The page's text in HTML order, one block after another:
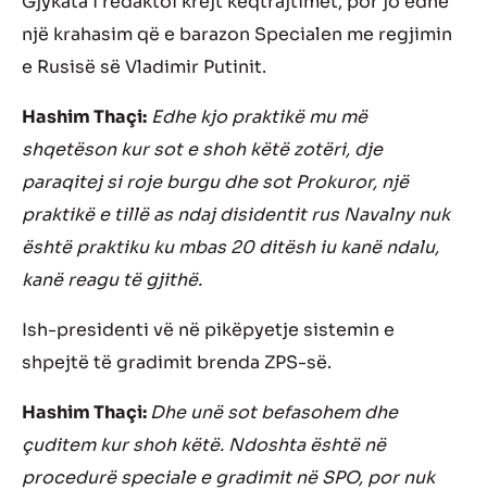
një krahasim që e barazon Specialen me regjimin
e Rusisë së Vladimir Putinit.
Hashim Thaçi: Edhe kjo praktikë mu më
shqetëson kur sot e shoh këtë zotëri, dje
paraqitej si roje burgu dhe sot Prokuror, një
praktikë e tillë as ndaj disidentit rus Navalny nuk
është praktiku ku mbas 20 ditësh iu kanë ndalu,
kanë reagu të gjithë.
Ish-presidenti vë në pikëpyetje sistemin e
shpejtë të gradimit brenda ZPS-së.
Hashim Thaçi:Dhe unë sot befasohem dhe
çuditem kur shoh këtë. Ndoshta është në
procedurë speciale e gradimit në SPO, por nuk